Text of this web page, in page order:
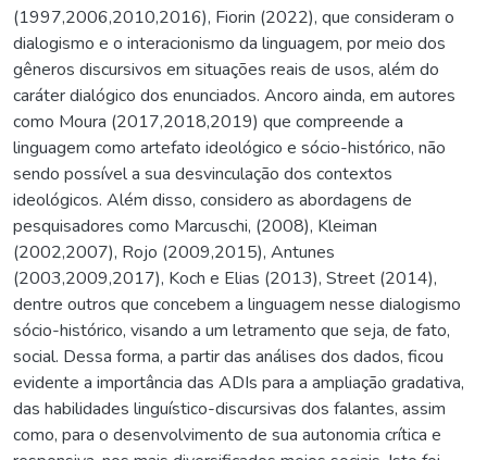
(1997,2006,2010,2016), Fiorin (2022), que consideram o
dialogismo e o interacionismo da linguagem, por meio dos
gêneros discursivos em situações reais de usos, além do
caráter dialógico dos enunciados. Ancoro ainda, em autores
como Moura (2017,2018,2019) que compreende a
linguagem como artefato ideológico e sócio-histórico, não
sendo possível a sua desvinculação dos contextos
ideológicos. Além disso, considero as abordagens de
pesquisadores como Marcuschi, (2008), Kleiman
(2002,2007), Rojo (2009,2015), Antunes
(2003,2009,2017), Koch e Elias (2013), Street (2014),
dentre outros que concebem a linguagem nesse dialogismo
sócio-histórico, visando a um letramento que seja, de fato,
social. Dessa forma, a partir das análises dos dados, ficou
evidente a importância das ADIs para a ampliação gradativa,
das habilidades linguístico-discursivas dos falantes, assim
como, para o desenvolvimento de sua autonomia crítica e